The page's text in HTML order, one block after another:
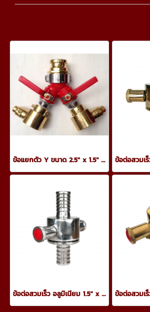
ข้อแยกตัว Y ขนาด 2.5" x 1.5" x 1.5" มีวาล์วเปิด-ปิด
ข้อต่อสวมเร็ว อลูมิเนียม 1.5" x 2.5"